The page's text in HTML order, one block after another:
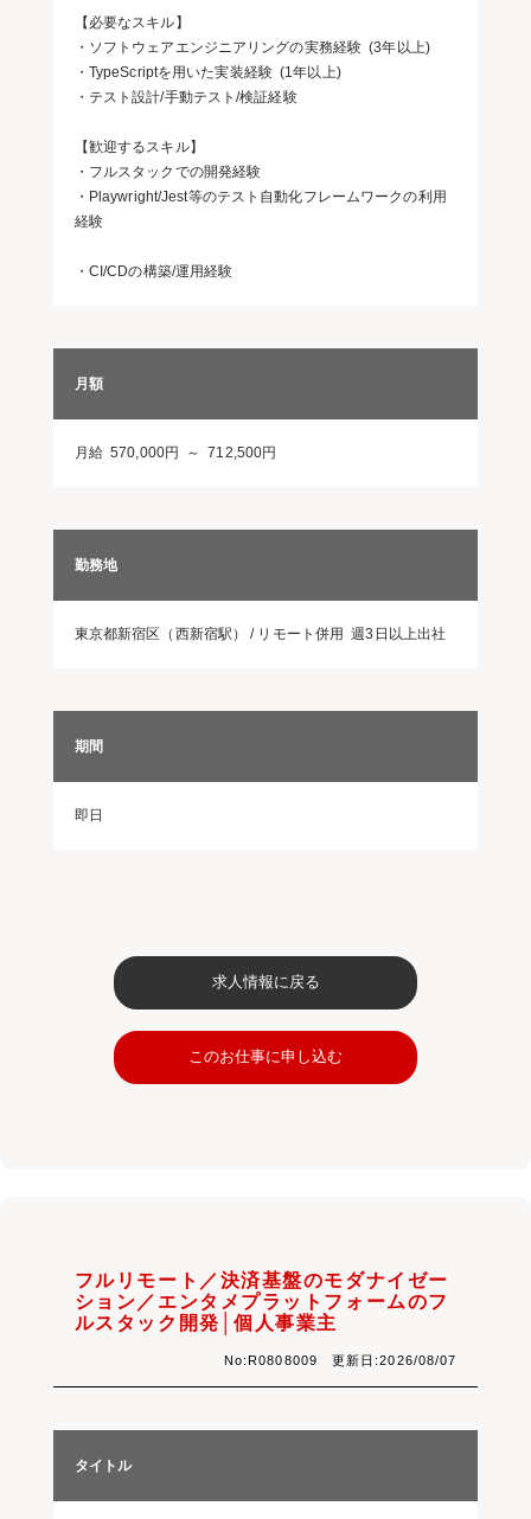
【必要なスキル】
・ソフトウェアエンジニアリングの実務経験 (3年以上)
・TypeScriptを用いた実装経験 (1年以上)
・テスト設計/手動テスト/検証経験
【歓迎するスキル】
・フルスタックでの開発経験
・Playwright/Jest等のテスト自動化フレームワークの利用
経験
・CI/CDの構築/運用経験
月額
月給 570,000円 ～ 712,500円
勤務地
東京都新宿区（西新宿駅） / リモート併用 週3日以上出社
期間
即日
求人情報に戻る
このお仕事に申し込む
フルリモート／決済基盤のモダナイゼー
ション／エンタメプラットフォームのフ
ルスタック開発│個人事業主
No:R0808009 更新日:2026/08/07
タイトル